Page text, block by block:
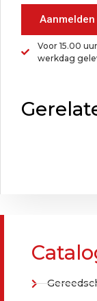
Aanmelden
Voor 15.00
werkdag